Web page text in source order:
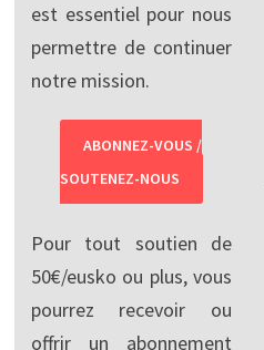
est essentiel pour nous
permettre de continuer
notre mission.
ABONNEZ-VOUS /
SOUTENEZ-NOUS
Pour tout soutien de
50€/eusko ou plus, vous
pourrez recevoir ou
offrir un abonnement